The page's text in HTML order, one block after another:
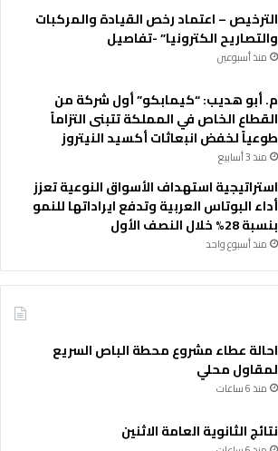
الترخيص – اعتماد رخص القيادة والمركبات
والتصاريح الكترونيا” -تفاصيل
منذ أسبوعين
م. أبو هديب: “كيمابكو” أول شركة من
القطاع الخاص في المملكة تتبنى التزاماً
طوعياً لخفض انبعاثات أكسيد النيتروز
منذ 3 أسابيع
استراتيجية استهداف الأسواق النوعية تعزز
أداء البوتاس العربية وتدفع ايراداتها للنمو
بنسبة 28% خلال النصف الأول
منذ أسبوع واحد
احالة عطاء مشروع محطة الباص السريع
لمقاول محلي
منذ 6 ساعات
نتائج الثانوية العامة الاثنين